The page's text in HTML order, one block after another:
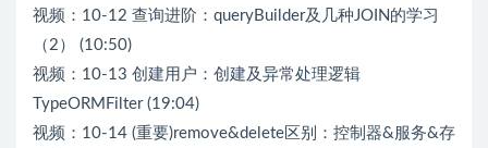
视频：10-12 查询进阶：queryBuilder及几种JOIN的学习
（2） (10:50)
视频：10-13 创建用户：创建及异常处理逻辑
TypeORMFilter (19:04)
视频：10-14 (重要)remove&delete区别：控制器&服务&存